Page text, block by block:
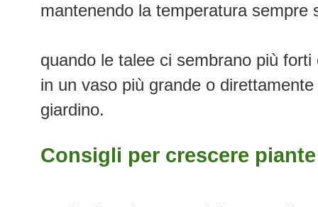
mantenendo la temperatura sempre
quando le talee ci sembrano più
in un vaso più grande o
giardino.
Consigli per crescere